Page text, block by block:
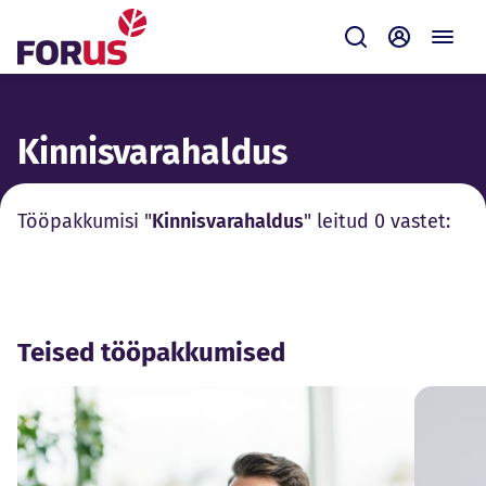
Saada
Kinnisvarahaldus
Tööpakkumisi "Kinnisvarahaldus" leitud 0 vastet:
Teised tööpakkumised